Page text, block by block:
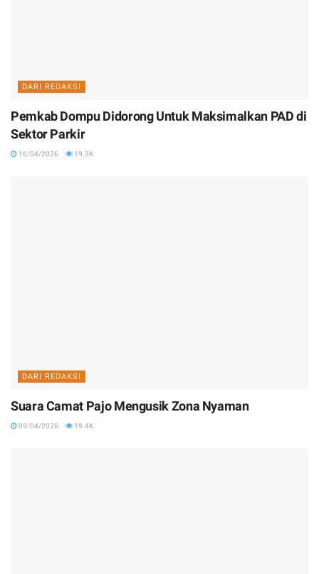
DARI REDAKSI
Pemkab Dompu Didorong Untuk Maksimalkan PAD di
Sektor Parkir
16/04/2026 19.3K
DARI REDAKSI
Suara Camat Pajo Mengusik Zona Nyaman
09/04/2026 19.4K